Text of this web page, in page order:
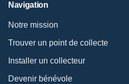
Navigation
Notre mission
Trouver un point de collecte
Installer un collecteur
Devenir bénévole